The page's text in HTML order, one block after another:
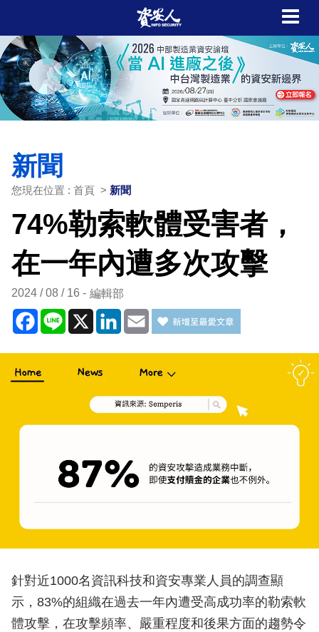
新聞
您現在位置 : 首頁 > 新聞
74%勒索軟體受害者，
在一年內遭多次攻擊
2024 / 08 / 16 編輯部
Facebook
Line X LinkedIn
Email
針對近1000名資訊科技和資安專業人員的調查顯
示，83%的組織在過去一年內遭受高成功率的勒索軟
體攻擊，在攻擊頻率、嚴重程度和後果方面的趨勢令